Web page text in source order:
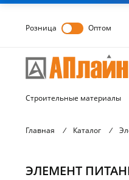
Розница Оптом
Строительные материалы
Главная / Каталог /
ЭЛЕМЕНТ